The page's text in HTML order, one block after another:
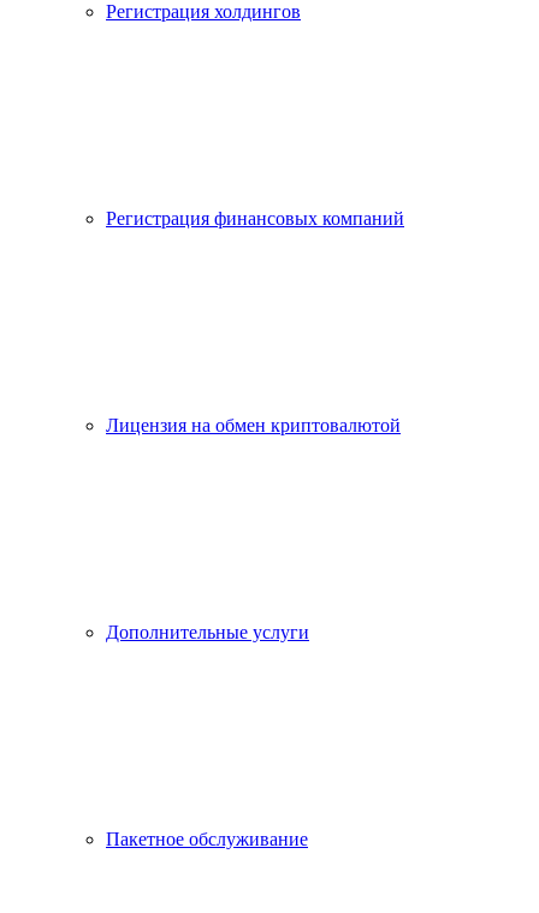
Регистрация холдингов
Регистрация финансовых компаний
Лицензия на обмен криптовалютой
Дополнительные услуги
Пакетное обслуживание